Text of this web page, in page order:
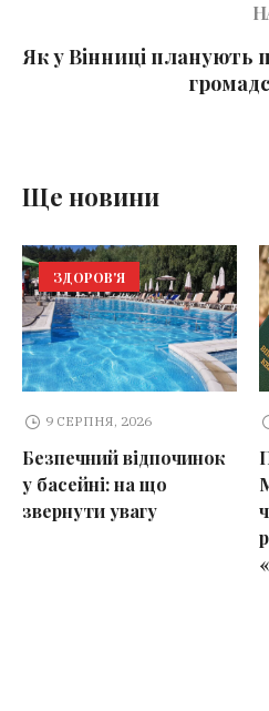
Як у Вінниці
Ще новини
ЗДОРОВ'Я
9 СЕРПНЯ, 2026
Безпечний відпочинок
у басейні: на що
звернути увагу